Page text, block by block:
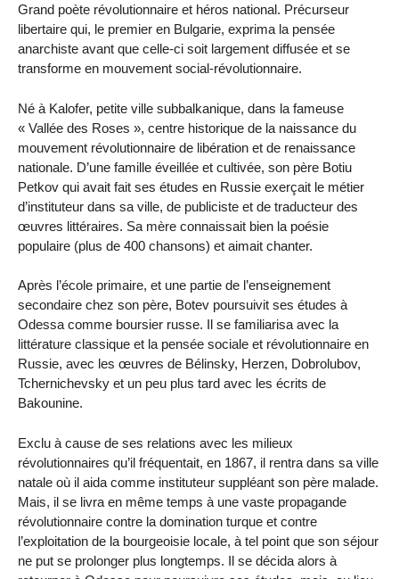
Grand poète révolutionnaire et héros national. Précurseur
libertaire qui, le premier en Bulgarie, exprima la pensée
anarchiste avant que celle-ci soit largement diffusée et se
transforme en mouvement social-révolutionnaire.
Né à Kalofer, petite ville subbalkanique, dans la fameuse
« Vallée des Roses », centre historique de la naissance du
mouvement révolutionnaire de libération et de renaissance
nationale. D’une famille éveillée et cultivée, son père Botiu
Petkov qui avait fait ses études en Russie exerçait le métier
d’instituteur dans sa ville, de publiciste et de traducteur des
œuvres littéraires. Sa mère connaissait bien la poésie
populaire (plus de 400 chansons) et aimait chanter.
Après l’école primaire, et une partie de l’enseignement
secondaire chez son père, Botev poursuivit ses études à
Odessa comme boursier russe. Il se familiarisa avec la
littérature classique et la pensée sociale et révolutionnaire en
Russie, avec les œuvres de Bélinsky, Herzen, Dobrolubov,
Tchernichevsky et un peu plus tard avec les écrits de
Bakounine.
Exclu à cause de ses relations avec les milieux
révolutionnaires qu’il fréquentait, en 1867, il rentra dans sa ville
natale où il aida comme instituteur suppléant son père malade.
Mais, il se livra en même temps à une vaste propagande
révolutionnaire contre la domination turque et contre
l’exploitation de la bourgeoisie locale, à tel point que son séjour
ne put se prolonger plus longtemps. Il se décida alors à